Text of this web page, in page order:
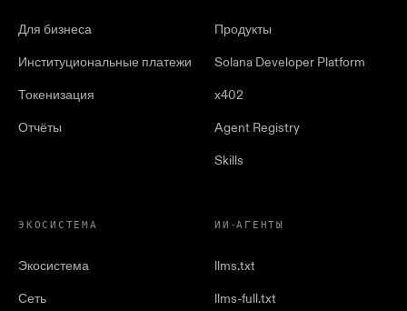
Для бизнеса
Институциональные платежи
Токенизация
Отчёты
Продукты
Solana Developer Platform
x402
Agent Registry
Skills
ЭКОСИСТЕМА
Экосистема
Сеть
ИИ-АГЕНТЫ
llms.txt
llms-full.txt